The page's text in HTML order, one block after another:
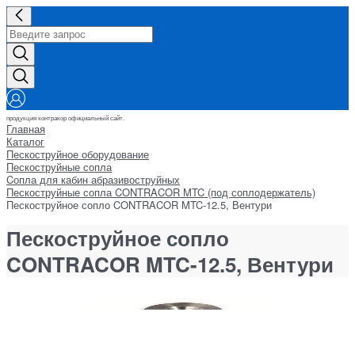
продукция контракор официальный сайт.
Главная
Каталог
Пескоструйное оборудование
Пескоструйные сопла
Cопла для кабин абразивоструйных
Пескоструйные сопла CONTRACOR MTC (под соплодержатель)
Пескоструйное сопло CONTRACOR MTC-12.5, Вентури
Пескоструйное сопло
CONTRACOR MTC-12.5, Вентури